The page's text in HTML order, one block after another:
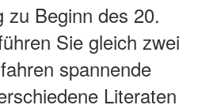
zu Beginn des 20.
Sie gleich zwei
spannende
Literaten